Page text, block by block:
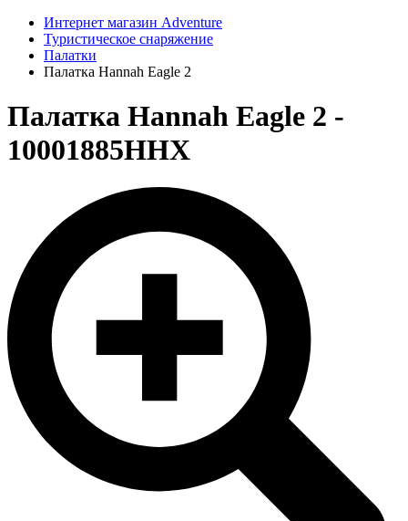
Интернет магазин Adventure
Туристическое снаряжение
Палатки
Палатка Hannah Eagle 2
Палатка Hannah Eagle 2 -
10001885HHX